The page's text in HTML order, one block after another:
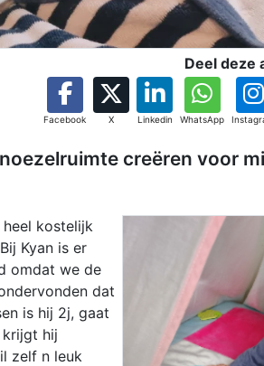
Deel deze
Facebook X Linkedin WhatsApp
creëren voor
heel kostelijk
Kyan is er
omdat we de
dat
is hij 2j, gaat
krijgt hij
zelf n leuk